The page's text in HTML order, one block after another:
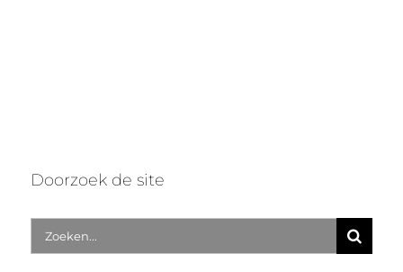
Doorzoek de site
Zoek
naar: